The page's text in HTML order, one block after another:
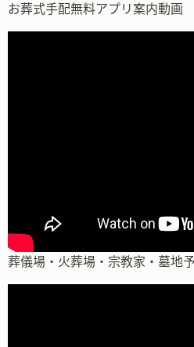
お葬式手配無料アプリ案内動画
葬儀場・火葬場・宗教家・墓地